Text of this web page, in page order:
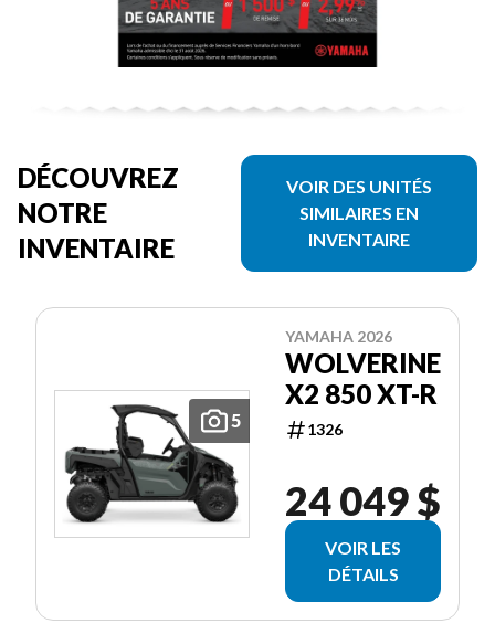
DÉCOUVREZ
NOTRE
INVENTAIRE
VOIR DES UNITÉS
SIMILAIRES EN
INVENTAIRE
5
YAMAHA 2026
WOLVERINE
X2 850 XT-R
1326
24 049 $
VOIR LES
DÉTAILS